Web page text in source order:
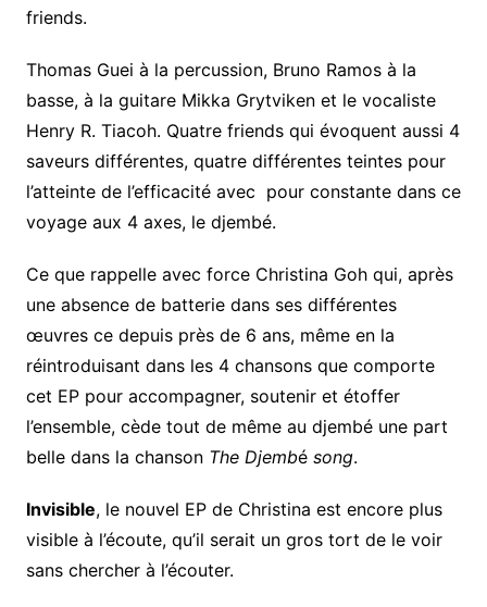
friends.
Thomas Guei à la percussion, Bruno Ramos à la
basse, à la guitare Mikka Grytviken et le vocaliste
Henry R. Tiacoh. Quatre friends qui évoquent aussi 4
saveurs différentes, quatre différentes teintes pour
l’atteinte de l’efficacité avec pour constante dans ce
voyage aux 4 axes, le djembé.
Ce que rappelle avec force Christina Goh qui, après
une absence de batterie dans ses différentes
œuvres ce depuis près de 6 ans, même en la
réintroduisant dans les 4 chansons que comporte
cet EP pour accompagner, soutenir et étoffer
l’ensemble, cède tout de même au djembé une part
belle dans la chanson The Djembésong.
Invisible, le nouvel EP de Christina est encore plus
visible à l’écoute, qu’il serait un gros tort de le voir
sans chercher à l’écouter.